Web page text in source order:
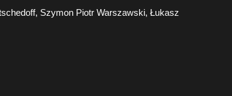
Szymon Piotr Warszawski, Łukasz